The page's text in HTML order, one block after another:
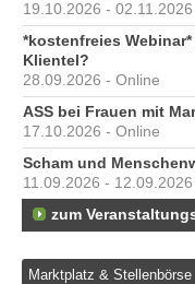
19.10.2026 -
*kostenfreies
Klientel?
28.09.2026 - Online
ASS bei Frauen mit
17.10.2026 - Online
Scham und
11.09.2026 -
zum
Marktplatz & Stellenbörse